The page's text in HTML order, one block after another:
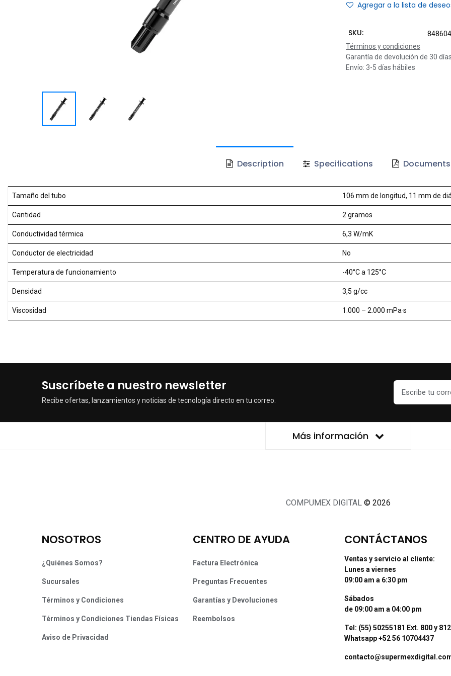
Agregar a la lista de
SKU:
Términos y condiciones
Garantía de devolución de 30 días
Envío: 3-5 días hábiles
Description Specifications Documents
Tamaño del tubo 106 mm de longitud, 11 mm de
Cantidad 2 gramos
Conductividad térmica 6,3 W/mK
Conductor de electricidad No
Temperatura de funcionamiento -40°C a 125°C
Densidad 3,5 g/cc
Viscosidad 1.000 – 2.000 mPa·s
Suscríbete a nuestro newsletter
Recibe ofertas, lanzamientos y noticias de tecnología directo en tu correo.
Más información
COMPUMEX DIGITAL © 2026
NOSOTROS
¿Quiénes Somos?
Sucursales
Términos y Condiciones
Términos y Condiciones Tiendas Físicas
Aviso de Privacidad
CENTRO DE AYUDA
Factura Electrónica
Preguntas Frecuentes
Garantías y Devoluciones
Reembolsos
CONTÁCTANOS
Ventas y servicio al cliente:
Lunes a viernes
09:00 am a 6:30 pm
Sábados
de 09:00 am a 04:00 pm
Tel: (55) 50255181 Ext. 800 y 812
Whatsapp +52 56 10704437